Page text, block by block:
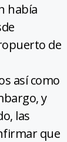
había
de
así como
y
las
que